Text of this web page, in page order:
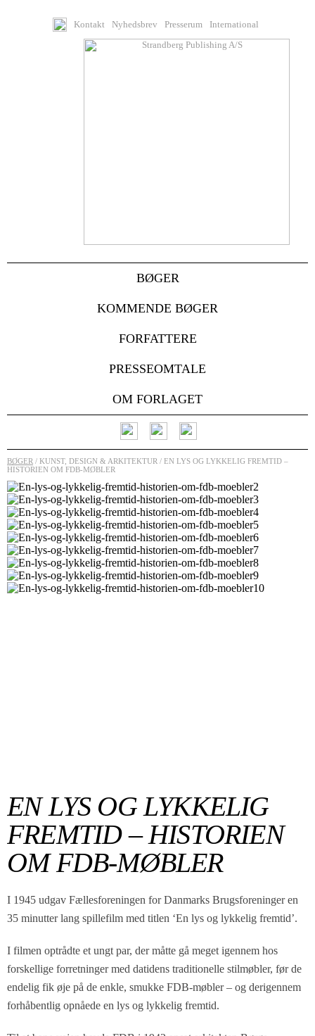
Kontakt Nyhedsbrev Presserum International
BØGER
KOMMENDE BØGER
FORFATTERE
PRESSEOMTALE
OM FORLAGET
BØGER / KUNST, DESIGN & ARKITEKTUR / EN LYS OG LYKKELIG FREMTID –
HISTORIEN OM FDB-MØBLER
EN LYS OG LYKKELIG
FREMTID – HISTORIEN
OM FDB-MØBLER
I 1945 udgav Fællesforeningen for Danmarks Brugsforeninger en
35 minutter lang spillefilm med titlen ‘En lys og lykkelig fremtid’.
I filmen optrådte et ungt par, der måtte gå meget igennem hos
forskellige forretninger med datidens traditionelle stilmøbler, før de
endelig fik øje på de enkle, smukke FDB-møbler – og derigennem
forhåbentlig opnåede en lys og lykkelig fremtid.